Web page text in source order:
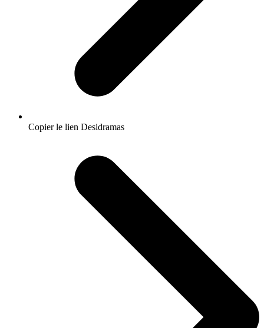
Copier le lien Desidramas